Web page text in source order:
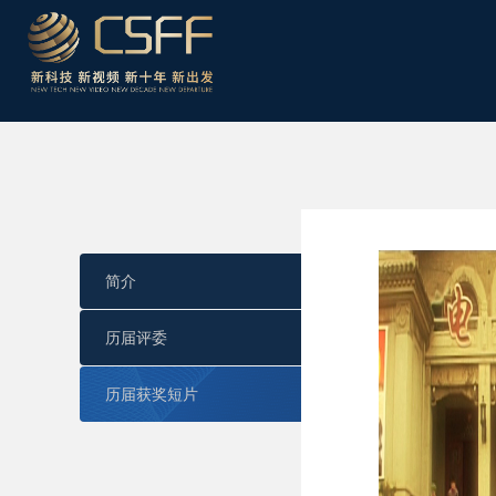
简介
历届评委
历届获奖短片